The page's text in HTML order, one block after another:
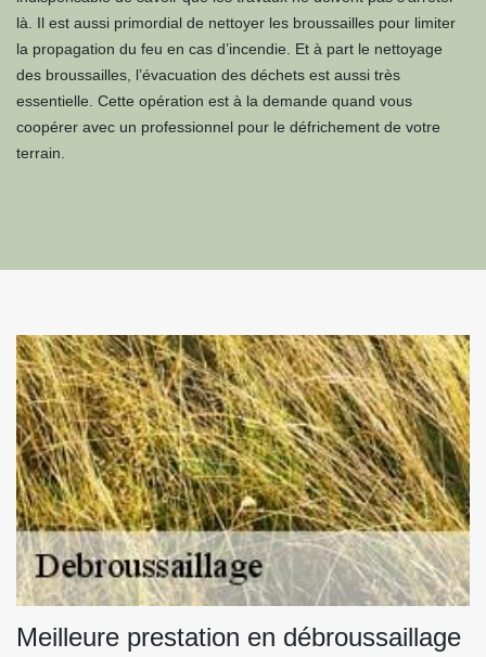
là. Il est aussi primordial de nettoyer les broussailles pour limiter
la propagation du feu en cas d’incendie. Et à part le nettoyage
des broussailles, l’évacuation des déchets est aussi très
essentielle. Cette opération est à la demande quand vous
coopérer avec un professionnel pour le défrichement de votre
terrain.
Meilleure prestation en débroussaillage